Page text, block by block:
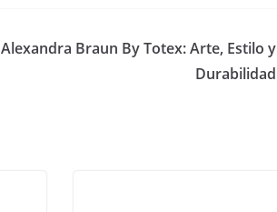
Alexandra Braun By Totex: Arte, Estilo y
Durabilidad